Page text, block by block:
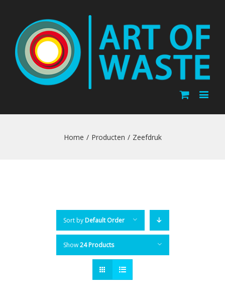
Home / Producten / Zeefdruk
Sort byDefault Order
Show24 Products